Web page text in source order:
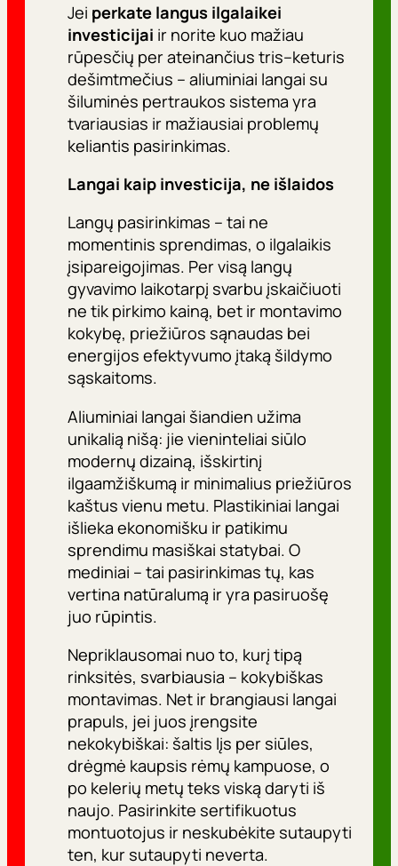
Jei perkate langus ilgalaikei
investicijai ir norite kuo mažiau
rūpesčių per ateinančius tris–keturis
dešimtmečius – aliuminiai langai su
šiluminės pertraukos sistema yra
tvariausias ir mažiausiai problemų
keliantis pasirinkimas.
Langai kaip investicija, ne išlaidos
Langų pasirinkimas – tai ne
momentinis sprendimas, o ilgalaikis
įsipareigojimas. Per visą langų
gyvavimo laikotarpį svarbu įskaičiuoti
ne tik pirkimo kainą, bet ir montavimo
kokybę, priežiūros sąnaudas bei
energijos efektyvumo įtaką šildymo
sąskaitoms.
Aliuminiai langai šiandien užima
unikalią nišą: jie vieninteliai siūlo
modernų dizainą, išskirtinį
ilgaamžiškumą ir minimalius priežiūros
kaštus vienu metu. Plastikiniai langai
išlieka ekonomišku ir patikimu
sprendimu masiškai statybai. O
mediniai – tai pasirinkimas tų, kas
vertina natūralumą ir yra pasiruošę
juo rūpintis.
Nepriklausomai nuo to, kurį tipą
rinksitės, svarbiausia – kokybiškas
montavimas. Net ir brangiausi langai
prapuls, jei juos įrengsite
nekokybiškai: šaltis lįs per siūles,
drėgmė kaupsis rėmų kampuose, o
po kelerių metų teks viską daryti iš
naujo. Pasirinkite sertifikuotus
montuotojus ir neskubėkite sutaupyti
ten, kur sutaupyti neverta.